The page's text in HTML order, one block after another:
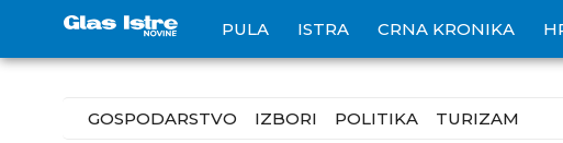
PULA ISTRA CRNA KRONIKA
GOSPODARSTVO IZBORI POLITIKA TURIZAM